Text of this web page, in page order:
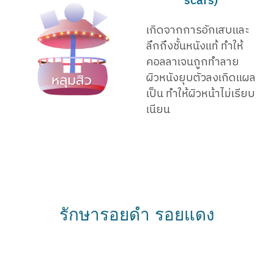
เกิดจากการอักเสบและ
ลึกถึงชั้นหนังแท้ ทำให้
คอลลาเจนถูกทำลาย
ผิวหนังยุบตัวลงเกิดแผล
เป็น ทำให้ผิวหน้าไม่เรียบ
เนียน
รักษารอยดำ รอยแดง